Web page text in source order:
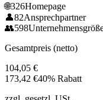
🌐326Homepage
👤82Ansprechpartner
👥598
Gesamtpreis (netto)
104,05 €
173,42 €40% Rabatt